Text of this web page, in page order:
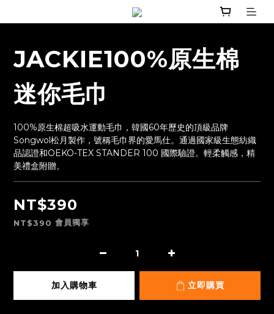
JACKIE100%原生棉
迷你毛巾
100%原生棉超吸水運動毛巾，韓國60年歷史的頂級品牌
Songwol松月製作，號稱毛巾界的愛馬仕。通過國家級生態紡織
品認證和OEKO-TEX STANDER 100 國際驗證。輕柔觸感，精
美禮盒附贈。
NT$390
NT$390 會員獨享
加入購物車 立即購買